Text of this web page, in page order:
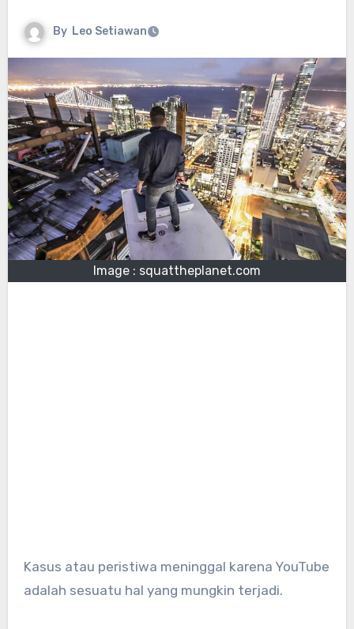
By Leo Setiawan
Image : squattheplanet.com
Kasus atau peristiwa meninggal karena YouTube
adalah sesuatu hal yang mungkin terjadi.